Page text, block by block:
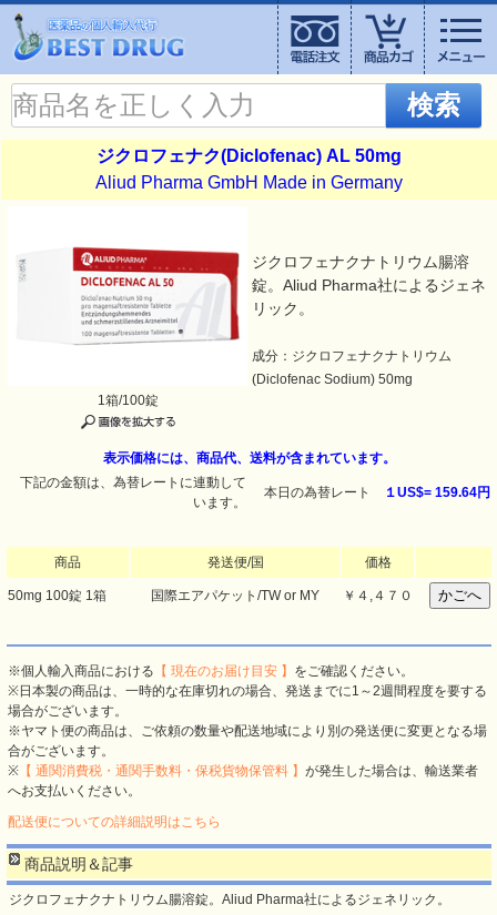
検索
ジクロフェナク(Diclofenac) AL 50mg
Aliud Pharma GmbH Made in Germany
ジクロフェナクナトリウム腸溶
錠。Aliud Pharma社によるジェネ
リック。
成分：ジクロフェナクナトリウム
(Diclofenac Sodium) 50mg
1箱/100錠
表示価格には、商品代、送料が含まれています。
下記の金額は、為替レートに連動して
います。
本日の為替レート １US$= 159.64円
商品 発送便/国 価格
50mg 100錠 1箱 国際エアパケット/TW or MY ￥ ４,４７０
※個人輸入商品における 【 現在のお届け目安 】 をご確認ください。
※日本製の商品は、一時的な在庫切れの場合、発送までに1～2週間程度を要する
場合がございます。
※ヤマト便の商品は、ご依頼の数量や配送地域により別の発送便に変更となる場
合がございます。
※ 【 通関消費税・通関手数料・保税貨物保管料 】 が発生した場合は、輸送業者
へお支払いください。
配送便についての詳細説明はこちら
商品説明＆記事
ジクロフェナクナトリウム腸溶錠。Aliud Pharma社によるジェネリック。